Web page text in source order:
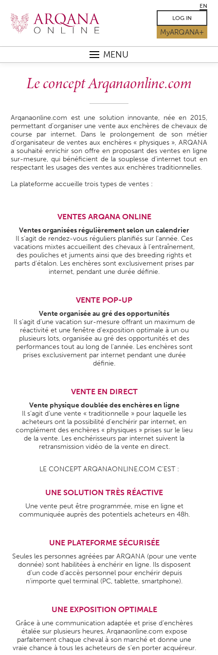
EN
LOG IN
MyARQANA+
MENU
Le concept Arqanaonline.com
Arqanaonline.com est une solution innovante, née en 2015,
permettant d’organiser une vente aux enchères de chevaux de
course par internet. Dans le prolongement de son métier
d’organisateur de ventes aux enchères « physiques », ARQANA
a souhaité enrichir son offre en proposant des ventes en ligne
sur-mesure, qui bénéficient de la souplesse d’internet tout en
respectant les usages des ventes aux enchères traditionnelles.
La plateforme accueille trois types de ventes :
VENTES ARQANA ONLINE
Ventes organisées régulièrement selon un calendrier
Il s’agit de rendez-vous réguliers planifiés sur l'année. Ces
vacations mixtes accueillent des chevaux à l'entraînement,
des pouliches et juments ainsi que des breeding rights et
parts d'étalon. Les enchères sont exclusivement prises par
internet, pendant une durée définie.
VENTE POP-UP
Vente organisée au gré des opportunités
Il s’agit d’une vacation sur-mesure offrant un maximum de
réactivité et une fenêtre d'exposition optimale à un ou
plusieurs lots, organisée au gré des opportunités et des
performances tout au long de l'année. Les enchères sont
prises exclusivement par internet pendant une durée
définie.
VENTE EN DIRECT
Vente physique doublée des enchères en ligne
Il s’agit d’une vente « traditionnelle » pour laquelle les
acheteurs ont la possibilité d’enchérir par internet, en
complément des enchères « physiques » prises sur le lieu
de la vente. Les enchérisseurs par internet suivent la
retransmission vidéo de la vente en direct.
LE CONCEPT ARQANAONLINE.COM C’EST :
UNE SOLUTION TRÈS RÉACTIVE
Une vente peut être programmée, mise en ligne et
communiquée auprès des potentiels acheteurs en 48h.
UNE PLATEFORME SÉCURISÉE
Seules les personnes agréées par ARQANA (pour une vente
donnée) sont habilitées à enchérir en ligne. Ils disposent
d’un code d’accès personnel pour enchérir depuis
n’importe quel terminal (PC, tablette, smartphone).
UNE EXPOSITION OPTIMALE
Grâce à une communication adaptée et prise d’enchères
étalée sur plusieurs heures, Arqanaonline.com expose
parfaitement chaque cheval à son marché et donne une
vraie chance à tous les acheteurs de s’en porter acquéreur.